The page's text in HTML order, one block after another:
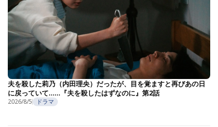
夫を殺した莉乃（内田理央）だったが、目を覚ますと再びあの日
に戻っていて……『夫を殺したはずなのに』第2話
2026/8/5 ドラマ